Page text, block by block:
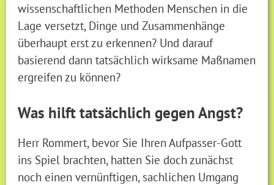
wissenschaftlichen Methoden Menschen in die
Lage versetzt, Dinge und Zusammenhänge
überhaupt erst zu erkennen? Und darauf
basierend dann tatsächlich wirksame Maßnamen
ergreifen zu können?
Was hilft tatsächlich gegen Angst?
Herr Rommert, bevor Sie Ihren Aufpasser-Gott
ins Spiel brachten, hatten Sie doch zunächst
noch einen vernünftigen, sachlichen Umgang